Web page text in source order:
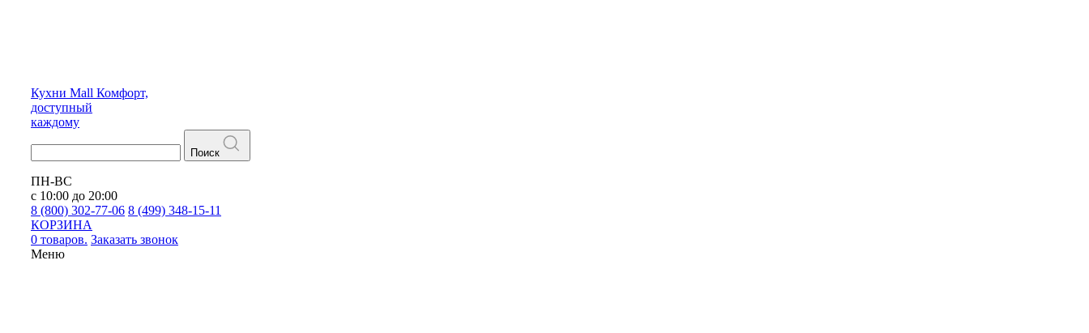
Кухни Mall Комфорт,
доступный
каждому
Поиск
ПН-ВС
с 10:00 до 20:00
8 (800) 302-77-06 8 (499) 348-15-11
КОРЗИНА
0 товаров. Заказать звонок
Меню